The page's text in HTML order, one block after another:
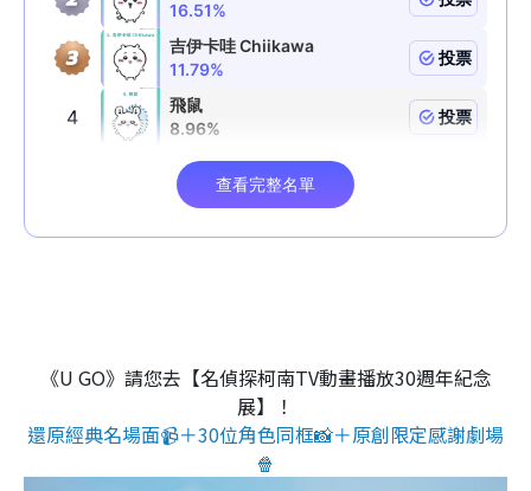
《U GO》請您去【名偵探柯南TV動畫播放30週年紀念
展】！
還原經典名場面📹＋30位角色同框📸＋原創限定感謝劇場
🍿